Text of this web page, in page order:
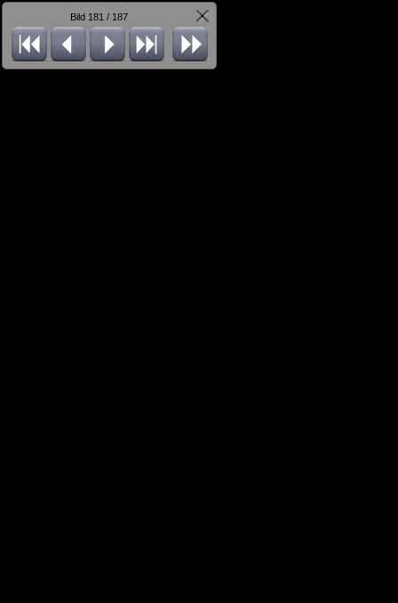
Bild 181 / 187